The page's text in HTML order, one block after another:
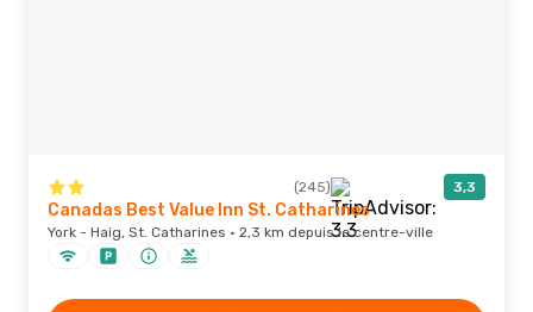
(245) 3,3
Canadas Best Value Inn St. Catharines
York - Haig, St. Catharines · 2,3 km depuis le centre-ville